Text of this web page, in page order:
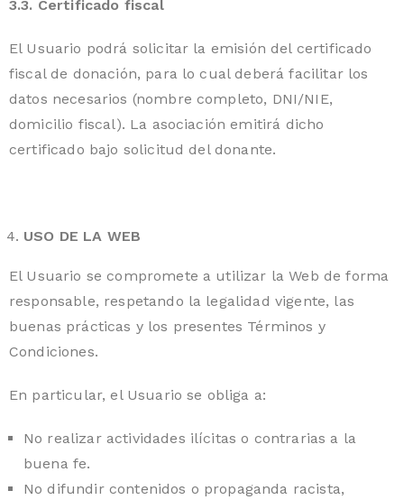
3.3. Certificado fiscal
El Usuario podrá solicitar la emisión del certificado
fiscal de donación, para lo cual deberá facilitar los
datos necesarios (nombre completo, DNI/NIE,
domicilio fiscal). La asociación emitirá dicho
certificado bajo solicitud del donante.
USO DE LA WEB
El Usuario se compromete a utilizar la Web de forma
responsable, respetando la legalidad vigente, las
buenas prácticas y los presentes Términos y
Condiciones.
En particular, el Usuario se obliga a:
No realizar actividades ilícitas o contrarias a la
buena fe.
No difundir contenidos o propaganda racista,